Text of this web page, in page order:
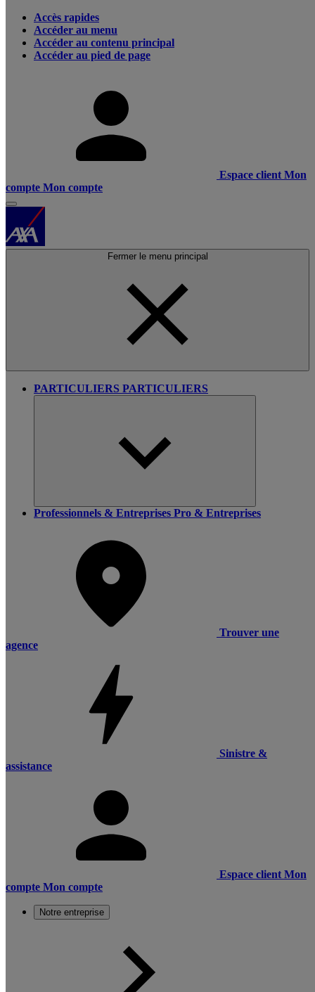
Accès rapides
Accéder au menu
Accéder au contenu principal
Accéder au pied de page
Espace client Mon
compte Mon compte
Fermer le menu principal
PARTICULIERS PARTICULIERS
Professionnels & Entreprises Pro & Entreprises
Trouver une
agence
Sinistre &
assistance
Espace client Mon
compte Mon compte
Notre entreprise